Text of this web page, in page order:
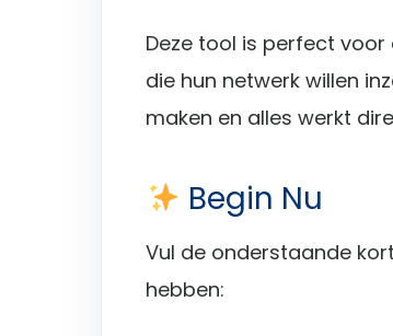
Deze tool is perfect
die hun netwerk willen
maken en alles werkt
Begin Nu
Vul de onderstaande
hebben: